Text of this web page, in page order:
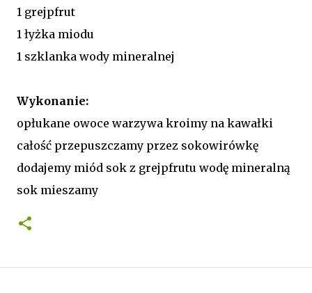
1 grejpfrut
1 łyżka miodu
1 szklanka wody mineralnej
Wykonanie:
opłukane owoce warzywa kroimy na kawałki
całość przepuszczamy przez sokowirówkę
dodajemy miód sok z grejpfrutu wodę mineralną
sok mieszamy